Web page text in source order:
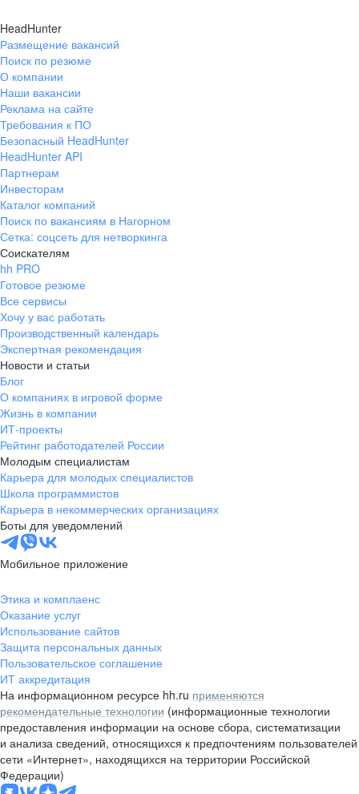
HeadHunter
Размещение вакансий
Поиск по резюме
О компании
Наши вакансии
Реклама на сайте
Требования к ПО
Безопасный HeadHunter
HeadHunter API
Партнерам
Инвесторам
Каталог компаний
Поиск по вакансиям в Нагорном
Сетка: соцсеть для нетворкинга
Соискателям
hh PRO
Готовое резюме
Все сервисы
Хочу у вас работать
Производственный календарь
Экспертная рекомендация
Новости и статьи
Блог
О компаниях в игровой форме
Жизнь в компании
ИТ-проекты
Рейтинг работодателей России
Молодым специалистам
Карьера для молодых специалистов
Школа программистов
Карьера в некоммерческих организациях
Боты для уведомлений
Мобильное приложение
Этика и комплаенс
Оказание услуг
Использование сайтов
Защита персональных данных
Пользовательское соглашение
ИТ аккредитация
На информационном ресурсе hh.ru применяются
рекомендательные технологии (информационные технологии
предоставления информации на основе сбора, систематизации
и анализа сведений, относящихся к предпочтениям пользователей
сети «Интернет», находящихся на территории Российской
Федерации)